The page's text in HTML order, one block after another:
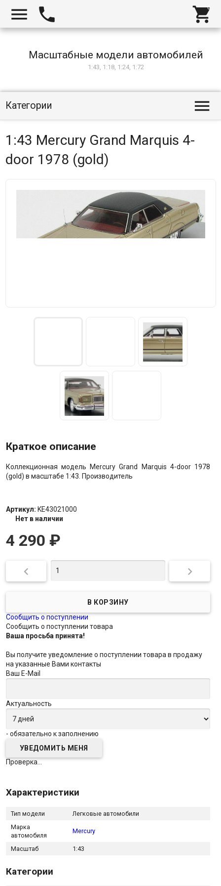
  
Масштабные модели автомобилей
1:43, 1:18, 1:24, 1:72
Категории 
1:43 Mercury Grand Marquis 4-
door 1978 (gold)
Краткое описание
Коллекционная модель Mercury Grand Marquis 4-door 1978
(gold) в масштабе 1:43. Производитель
Артикул: KE43021000
Нет в наличии
4 290 ₽
 
Сообщить о поступлении
Сообщить о поступлении товара
Ваша просьба принята!
Вы получите уведомление о поступлении товара в продажу
на указанные Вами контакты
Ваш E-Mail
Актуальность
- обязательно к заполнению
Проверка...
Характеристики
Тип модели
Легковые автомобили
Марка
автомобиля
Mercury
Масштаб 1:43
Категории